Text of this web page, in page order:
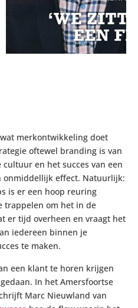
merkontwikkeling doet
oftewel branding is van
en het succes van een
onmiddellijk effect. Natuurlijk:
is er een hoop reuring
trappelen om het in de
er tijd overheen en vraagt het
iedereen binnen je
te maken.
een klant te horen krijgen
In het Amersfoortse
Marc Nieuwland van